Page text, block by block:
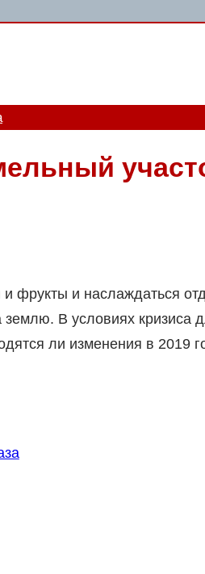
фрукты и наслаждаться
В условиях кризиса
ли изменения в 2019